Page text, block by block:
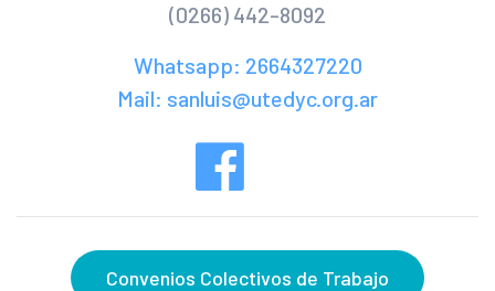
de Trabajo
Seguridad
(0266) 442-8092
Whatsapp: 2664327220
Mail: sanluis@utedyc.org.ar
Convenios Colectivos de Trabajo